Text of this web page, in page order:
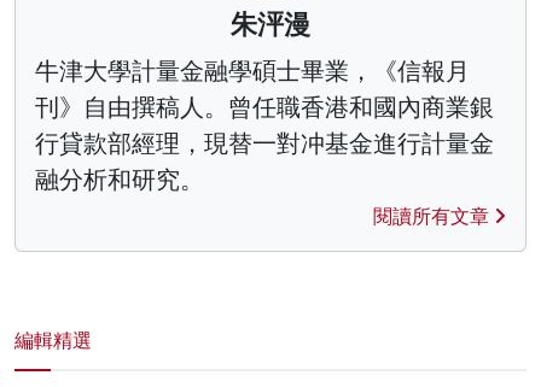
朱泙漫
牛津大學計量金融學碩士畢業，《信報月
刊》自由撰稿人。曾任職香港和國內商業銀
行貸款部經理，現替一對冲基金進行計量金
融分析和研究。
閱讀所有文章
編輯精選